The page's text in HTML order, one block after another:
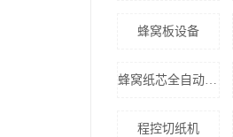
蜂窝板设备
蜂窝纸芯全自动生产
程控切纸机